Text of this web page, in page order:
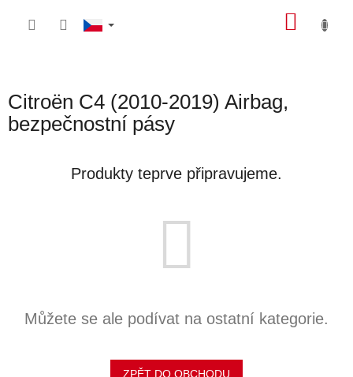
Citroën C4 (2010-2019) Airbag,
bezpečnostní pásy
Produkty teprve připravujeme.
Můžete se ale podívat na ostatní kategorie.
ZPĚT DO OBCHODU